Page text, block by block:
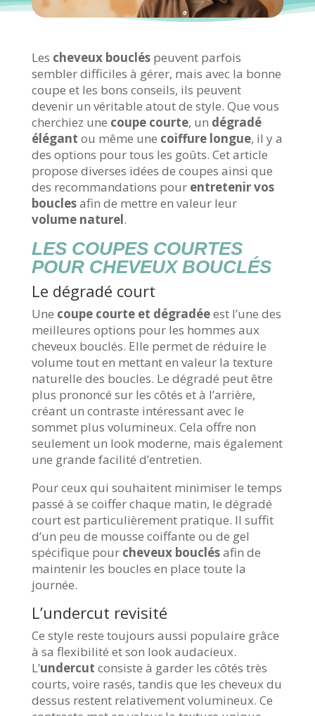
Les cheveux boucléspeuvent parfois
sembler difficiles à gérer, mais avec la bonne
coupe et les bons conseils, ils peuvent
devenir un véritable atout de style. Que vous
cherchiez une coupe courte, un dégradé
élégant ou même une coiffure longue, il y a
des options pour tous les goûts. Cet article
propose diverses idées de coupes ainsi que
des recommandations pour entretenir vos
bouclesafin de mettre en valeur leur
volume naturel.
LES COUPES COURTES
POUR CHEVEUX BOUCLÉS
Le dégradé court
Une coupe courte et dégradéeest l’une des
meilleures options pour les hommes aux
cheveux bouclés. Elle permet de réduire le
volume tout en mettant en valeur la texture
naturelle des boucles. Le dégradé peut être
plus prononcé sur les côtés et à l’arrière,
créant un contraste intéressant avec le
sommet plus volumineux. Cela offre non
seulement un look moderne, mais également
une grande facilité d’entretien.
Pour ceux qui souhaitent minimiser le temps
passé à se coiffer chaque matin, le dégradé
court est particulièrement pratique. Il suffit
d’un peu de mousse coiffante ou de gel
spécifique pour cheveux bouclésafin de
maintenir les boucles en place toute la
journée.
L’undercut revisité
Ce style reste toujours aussi populaire grâce
à sa flexibilité et son look audacieux.
L’undercut consiste à garder les côtés très
courts, voire rasés, tandis que les cheveux du
dessus restent relativement volumineux. Ce